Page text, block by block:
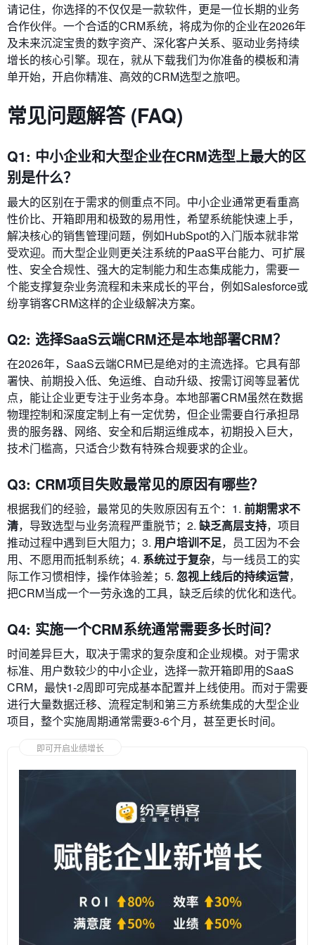
请记住，你选择的不仅仅是一款软件，更是一位长期的业务
合作伙伴。一个合适的CRM系统，将成为你的企业在2026年
及未来沉淀宝贵的数字资产、深化客户关系、驱动业务持续
增长的核心引擎。现在，就从下载我们为你准备的模板和清
单开始，开启你精准、高效的CRM选型之旅吧。
常见问题解答 (FAQ)
Q1: 中小企业和大型企业在CRM选型上最大的区
别是什么？
最大的区别在于需求的侧重点不同。中小企业通常更看重高
性价比、开箱即用和极致的易用性，希望系统能快速上手，
解决核心的销售管理问题，例如HubSpot的入门版本就非常
受欢迎。而大型企业则更关注系统的PaaS平台能力、可扩展
性、安全合规性、强大的定制能力和生态集成能力，需要一
个能支撑复杂业务流程和未来成长的平台，例如Salesforce或
纷享销客CRM这样的企业级解决方案。
Q2: 选择SaaS云端CRM还是本地部署CRM？
在2026年，SaaS云端CRM已是绝对的主流选择。它具有部
署快、前期投入低、免运维、自动升级、按需订阅等显著优
点，能让企业更专注于业务本身。本地部署CRM虽然在数据
物理控制和深度定制上有一定优势，但企业需要自行承担昂
贵的服务器、网络、安全和后期运维成本，初期投入巨大，
技术门槛高，只适合少数有特殊合规要求的企业。
Q3: CRM项目失败最常见的原因有哪些？
根据我们的经验，最常见的失败原因有五个：1. 前期需求不
清，导致选型与业务流程严重脱节；2. 缺乏高层支持，项目
推动过程中遇到巨大阻力；3. 用户培训不足，员工因为不会
用、不愿用而抵制系统；4. 系统过于复杂，与一线员工的实
际工作习惯相悖，操作体验差；5. 忽视上线后的持续运营，
把CRM当成一个一劳永逸的工具，缺乏后续的优化和迭代。
Q4: 实施一个CRM系统通常需要多长时间？
时间差异巨大，取决于需求的复杂度和企业规模。对于需求
标准、用户数较少的中小企业，选择一款开箱即用的SaaS
CRM，最快1-2周即可完成基本配置并上线使用。而对于需要
进行大量数据迁移、流程定制和第三方系统集成的大型企业
项目，整个实施周期通常需要3-6个月，甚至更长时间。
即可开启业绩增长